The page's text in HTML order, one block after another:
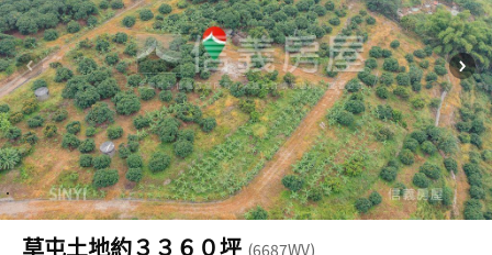
草屯土地約３３６０坪 (6687WV)